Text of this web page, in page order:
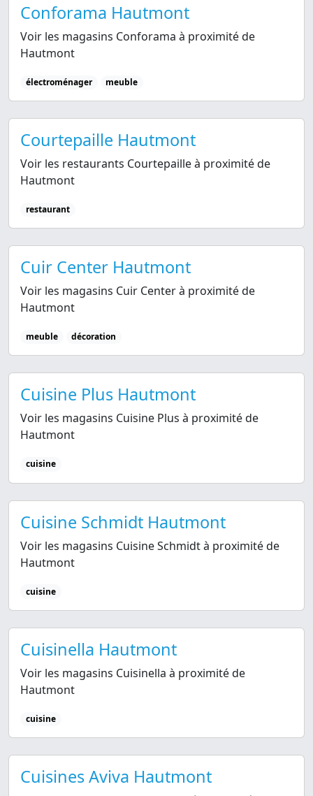
Conforama Hautmont
Voir les magasins Conforama à proximité de
Hautmont
électroménager meuble
Courtepaille Hautmont
Voir les restaurants Courtepaille à proximité de
Hautmont
restaurant
Cuir Center Hautmont
Voir les magasins Cuir Center à proximité de
Hautmont
meuble décoration
Cuisine Plus Hautmont
Voir les magasins Cuisine Plus à proximité de
Hautmont
cuisine
Cuisine Schmidt Hautmont
Voir les magasins Cuisine Schmidt à proximité de
Hautmont
cuisine
Cuisinella Hautmont
Voir les magasins Cuisinella à proximité de
Hautmont
cuisine
Cuisines Aviva Hautmont